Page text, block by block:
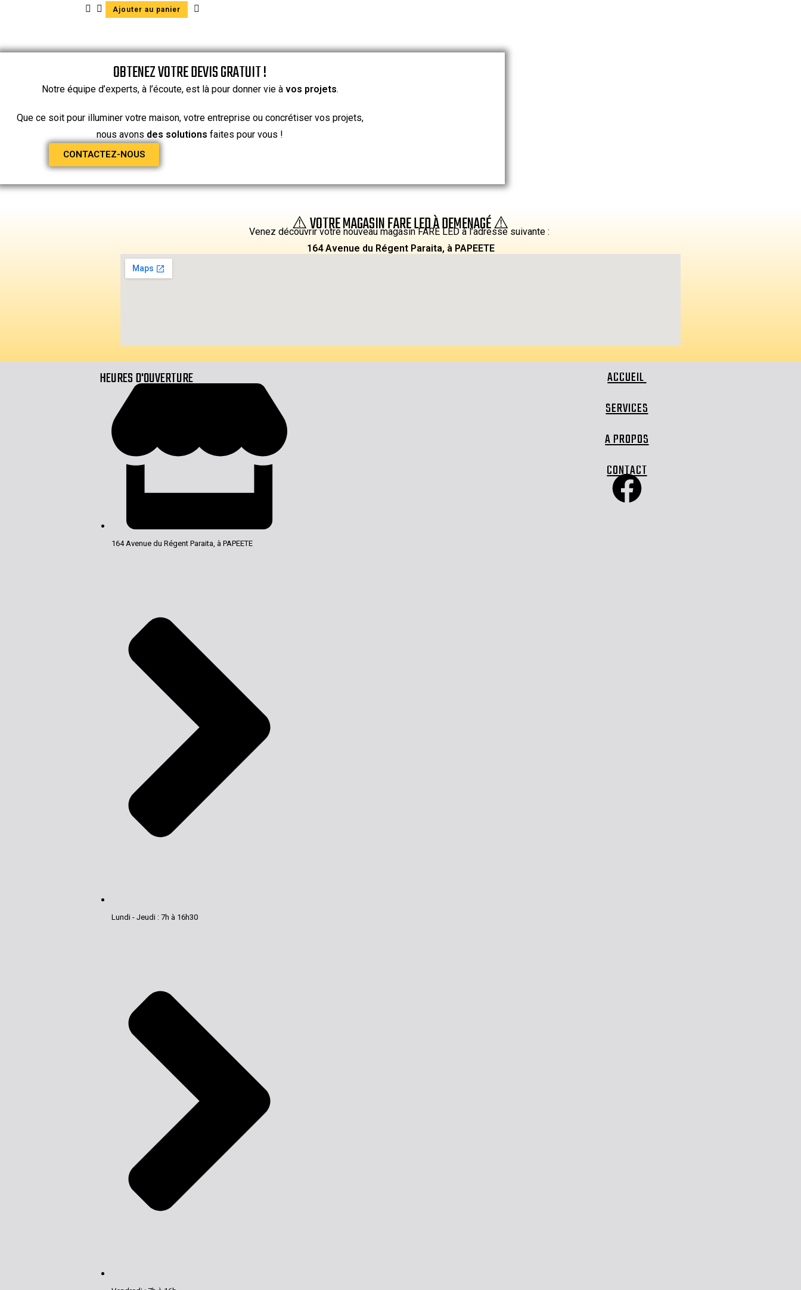
Ajouter au panier
OBTENEZ VOTRE DEVIS GRATUIT !
Notre équipe d’experts, à l’écoute, est là pour donner vie à vos projets.
Que ce soit pour illuminer votre maison, votre entreprise ou concrétiser vos projets,
nous avons des solutions faites pour vous !
CONTACTEZ-NOUS
⚠️ VOTRE MAGASIN FARE LED À DEMENAGÉ ⚠️
Venez découvrir votre nouveau magasin FARE LED à l’adresse suivante :
164 Avenue du Régent Paraita, à PAPEETE
HEURES D'OUVERTURE
164 Avenue du Régent Paraita, à PAPEETE
Lundi - Jeudi : 7h à 16h30
ACCUEIL
SERVICES
A PROPOS
CONTACT